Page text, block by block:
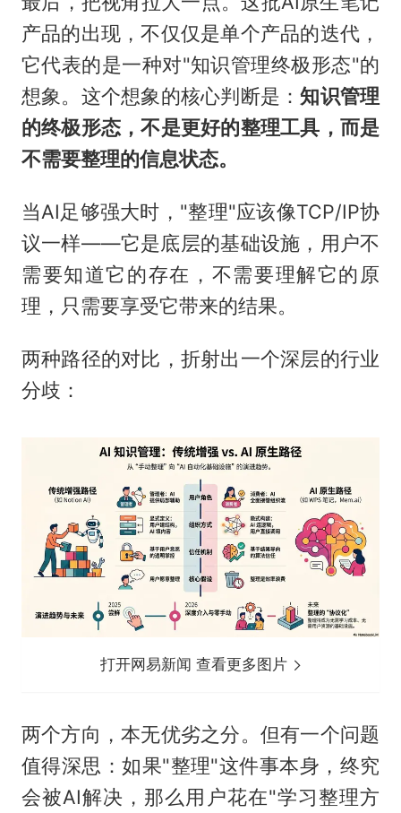
产品的出现，不仅仅是单个产品的迭代，
它代表的是一种对"知识管理终极形态"的
想象。这个想象的核心判断是：知识管理
的终极形态，不是更好的整理工具，而是
不需要整理的信息状态。
当AI足够强大时，"整理"应该像TCP/IP协
议一样——它是底层的基础设施，用户不
需要知道它的存在，不需要理解它的原
理，只需要享受它带来的结果。
两种路径的对比，折射出一个深层的行业
分歧：
打开网易新闻 查看更多图片
两个方向，本无优劣之分。但有一个问题
值得深思：如果"整理"这件事本身，终究
会被AI解决，那么用户花在"学习整理方